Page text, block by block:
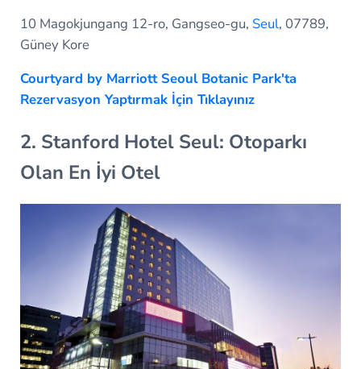
10 Magokjungang 12-ro, Gangseo-gu, Seul, 07789,
Güney Kore
Courtyard by Marriott Seoul Botanic Park'ta
Rezervasyon Yaptırmak İçin Tıklayınız
2. Stanford Hotel Seul: Otoparkı
Olan En İyi Otel